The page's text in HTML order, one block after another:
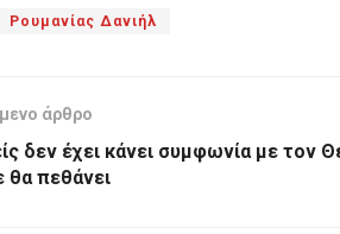
Ρουμανίας Δανιήλ
άρθρο
δεν έχει κάνει συμφωνία με τον
θα πεθάνει